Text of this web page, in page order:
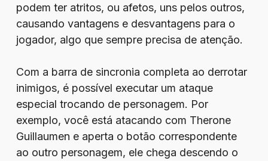
podem ter atritos, ou afetos, uns pelos outros,
causando vantagens e desvantagens para o
jogador, algo que sempre precisa de atenção.
Com a barra de sincronia completa ao derrotar
inimigos, é possível executar um ataque
especial trocando de personagem. Por
exemplo, você está atacando com Therone
Guillaumen e aperta o botão correspondente
ao outro personagem, ele chega descendo o